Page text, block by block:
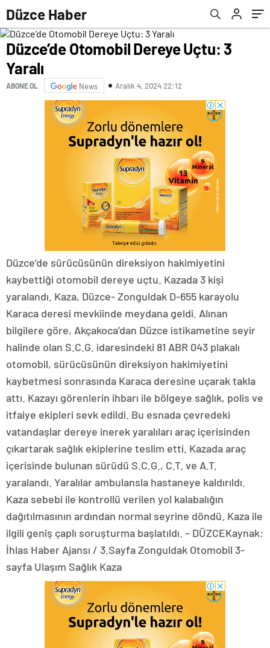
Düzce Haber
Düzce’de Otomobil Dereye Uçtu: 3
Yaralı
ABONE OL News Aralık 4, 2024 22:12
Düzce’de sürücüsünün direksiyon hakimiyetini
kaybettiği otomobil dereye uçtu. Kazada 3 kişi
yaralandı. Kaza, Düzce- Zonguldak D-655 karayolu
Karaca deresi mevkiinde meydana geldi. Alınan
bilgilere göre, Akçakoca’dan Düzce istikametine seyir
halinde olan S.C.G. idaresindeki 81 ABR 043 plakalı
otomobil, sürücüsünün direksiyon hakimiyetini
kaybetmesi sonrasında Karaca deresine uçarak takla
attı. Kazayı görenlerin ihbarı ile bölgeye sağlık, polis ve
itfaiye ekipleri sevk edildi. Bu esnada çevredeki
vatandaşlar dereye inerek yaralıları araç içerisinden
çıkartarak sağlık ekiplerine teslim etti. Kazada araç
içerisinde bulunan sürüdü S.C.G., C.T. ve A.T.
yaralandı. Yaralılar ambulansla hastaneye kaldırıldı.
Kaza sebebi ile kontrollü verilen yol kalabalığın
dağıtılmasının ardından normal seyrine döndü. Kaza ile
ilgili geniş çaplı soruşturma başlatıldı. – DÜZCEKaynak:
İhlas Haber Ajansı / 3.Sayfa Zonguldak Otomobil 3-
sayfa Ulaşım Sağlık Kaza